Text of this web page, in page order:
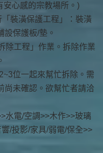
安心感的宗教場所。)
裝潢保護工程」：裝潢
設保護板/墊。
除工程」作業。拆除作業
位一起來幫忙拆除。需
尚未確認。欲幫忙者請洽
水電/空調>>木作>>玻璃
/投影/家具/弱電/保全>>